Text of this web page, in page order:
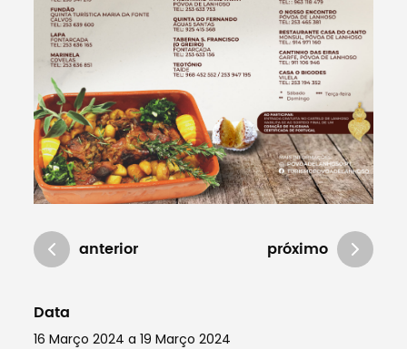
anterior próximo
Data
16 Março 2024 a 19 Março 2024